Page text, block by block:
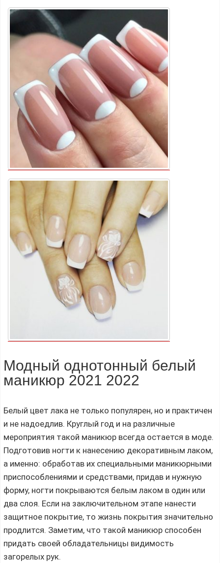
Модный однотонный белый
маникюр 2021 2022
Белый цвет лака не только популярен, но и практичен
и не надоедлив. Круглый год и на различные
мероприятия такой маникюр всегда остается в моде.
Подготовив ногти к нанесению декоративным лаком,
а именно: обработав их специальными маникюрными
приспособлениями и средствами, придав и нужную
форму, ногти покрываются белым лаком в один или
два слоя. Если на заключительном этапе нанести
защитное покрытие, то жизнь покрытия значительно
продлится. Заметим, что такой маникюр способен
придать своей обладательницы видимость
загорелых рук.